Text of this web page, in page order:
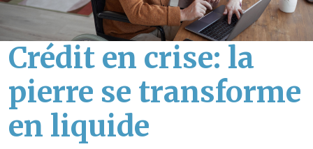
Crédit en crise: la
pierre se transforme
en liquide